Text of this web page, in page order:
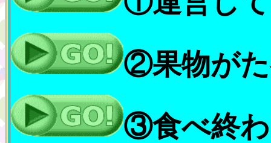
②果物がた
③食べ終